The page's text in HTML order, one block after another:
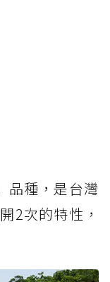
品種，是台灣
2次的特性，